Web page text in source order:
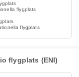
flygplats
flygplats
flygplats (ENI)